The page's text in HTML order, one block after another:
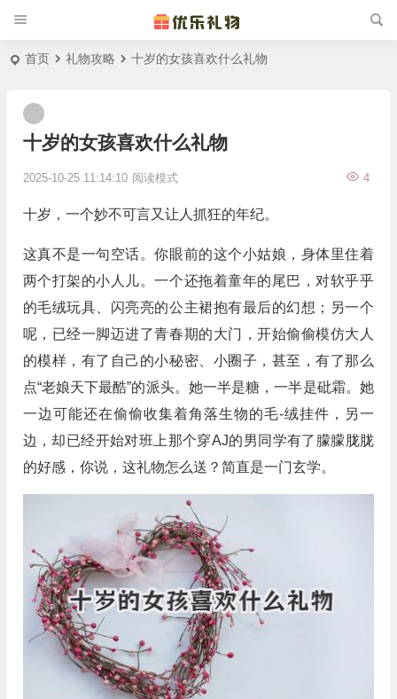
首页 礼物攻略 十岁的女孩喜欢什么礼物
十岁的女孩喜欢什么礼物
2025-10-25 11:14:10 4
阅读模式
十岁，一个妙不可言又让人抓狂的年纪。
这真不是一句空话。你眼前的这个小姑娘，身体里住着
两个打架的小人儿。一个还拖着童年的尾巴，对软乎乎
的毛绒玩具、闪亮亮的公主裙抱有最后的幻想；另一个
呢，已经一脚迈进了青春期的大门，开始偷偷模仿大人
的模样，有了自己的小秘密、小圈子，甚至，有了那么
点“老娘天下最酷”的派头。她一半是糖，一半是砒霜。她
一边可能还在偷偷收集着角落生物的毛-绒挂件，另一
边，却已经开始对班上那个穿AJ的男同学有了朦朦胧胧
的好感，你说，这礼物怎么送？简直是一门玄学。